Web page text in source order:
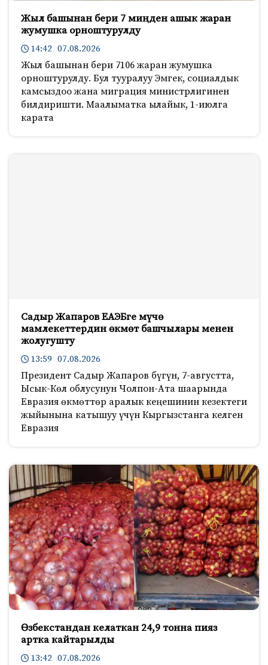
Жыл башынан бери 7 миңден ашык жаран
жумушка орноштурулду
14:42 07.08.2026
Жыл башынан бери 7106 жаран жумушка
орноштурулду. Бул тууралуу Эмгек, социалдык
камсыздоо жана миграция министрлигинен
билдиришти. Маалыматка ылайык, 1-июлга
карата
Садыр Жапаров ЕАЭБге мүчө
мамлекеттердин өкмөт башчылары менен
жолугушту
13:59 07.08.2026
Президент Садыр Жапаров бүгүн, 7-августта,
Ысык-Көл облусунун Чолпон-Ата шаарында
Евразия өкмөттөр аралык кеңешинин кезектеги
жыйынына катышуу үчүн Кыргызстанга келген
Евразия
Өзбекстандан келаткан 24,9 тонна пияз
артка кайтарылды
13:42 07.08.2026